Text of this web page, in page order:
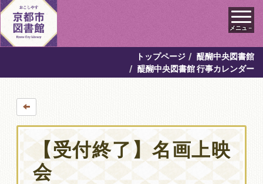
メニュ－
トップページ
醍醐中央図書館
醍醐中央図書館 行事カレンダー
【受付終了】名画上映
会